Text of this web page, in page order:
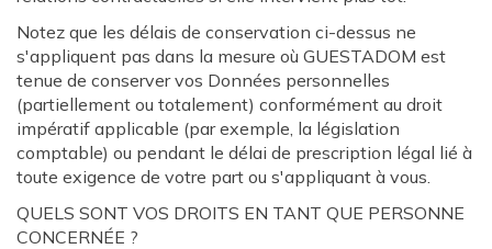
Notez que les délais de conservation ci-dessus ne
s'appliquent pas dans la mesure où GUESTADOM est
tenue de conserver vos Données personnelles
(partiellement ou totalement) conformément au droit
impératif applicable (par exemple, la législation
comptable) ou pendant le délai de prescription légal lié à
toute exigence de votre part ou s'appliquant à vous.
QUELS SONT VOS DROITS EN TANT QUE PERSONNE
CONCERNÉE ?